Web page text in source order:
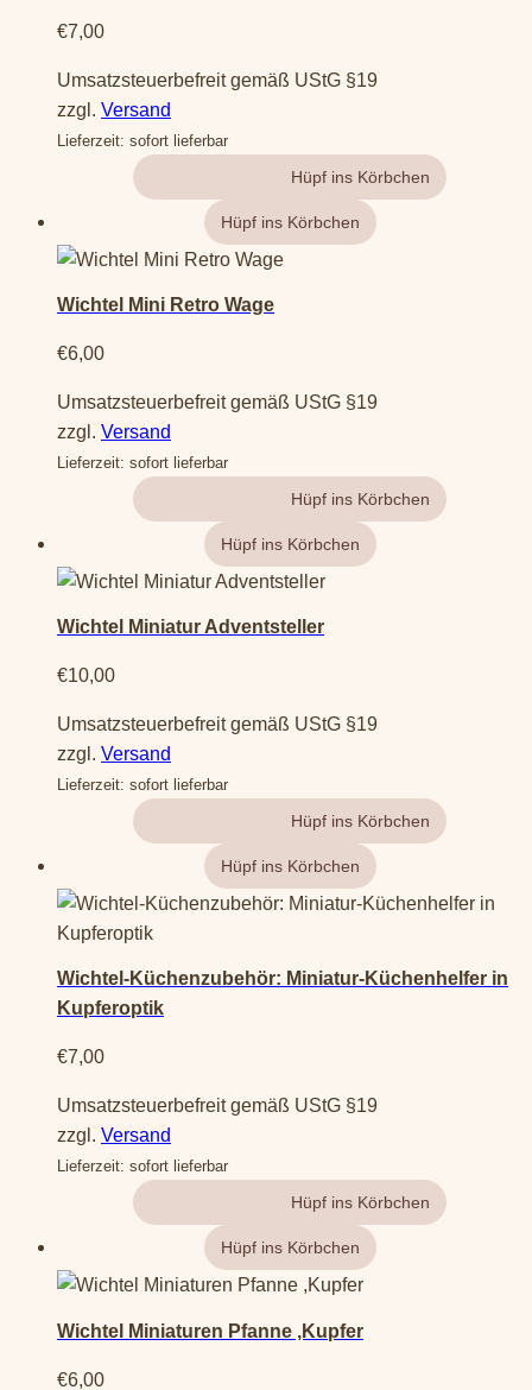
€7,00
Umsatzsteuerbefreit gemäß UStG §19
zzgl. Versand
Lieferzeit: sofort lieferbar
Wichtel Mini Retro Wage
€6,00
Umsatzsteuerbefreit gemäß UStG §19
zzgl. Versand
Lieferzeit: sofort lieferbar
Wichtel Miniatur Adventsteller
€10,00
Umsatzsteuerbefreit gemäß UStG §19
zzgl. Versand
Lieferzeit: sofort lieferbar
Wichtel-Küchenzubehör: Miniatur-Küchenhelfer in
Kupferoptik
€7,00
Umsatzsteuerbefreit gemäß UStG §19
zzgl. Versand
Lieferzeit: sofort lieferbar
Wichtel Miniaturen Pfanne ,Kupfer
€6,00